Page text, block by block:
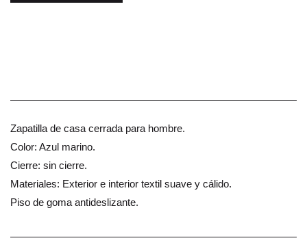
Zapatilla de casa cerrada para hombre.
Color: Azul marino.
Cierre: sin cierre.
Materiales: Exterior e interior textil suave y cálido.
Piso de goma antideslizante.